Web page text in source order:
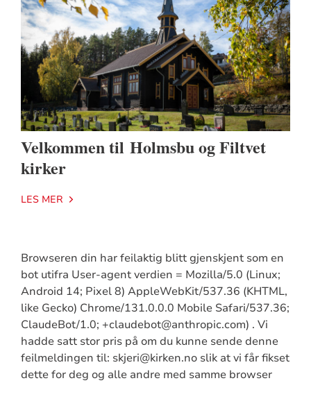
Velkommen til Holmsbu og Filtvet
kirker
LES MER
Browseren din har feilaktig blitt gjenskjent som en
bot utifra User-agent verdien = Mozilla/5.0 (Linux;
Android 14; Pixel 8) AppleWebKit/537.36 (KHTML,
like Gecko) Chrome/131.0.0.0 Mobile Safari/537.36;
ClaudeBot/1.0; +claudebot@anthropic.com) . Vi
hadde satt stor pris på om du kunne sende denne
feilmeldingen til: skjeri@kirken.no slik at vi får fikset
dette for deg og alle andre med samme browser